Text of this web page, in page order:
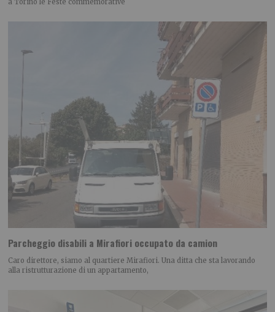
a Torino le Feste commemorative
Parcheggio disabili a Mirafiori occupato da camion
Caro direttore, siamo al quartiere Mirafiori. Una ditta che sta lavorando
alla ristrutturazione di un appartamento,